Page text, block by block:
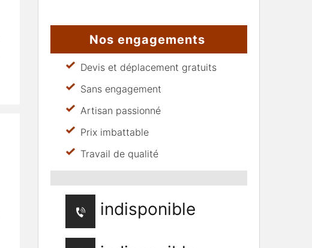
Nos engagements
Devis et déplacement gratuits
Sans engagement
Artisan passionné
Prix imbattable
Travail de qualité
indisponible